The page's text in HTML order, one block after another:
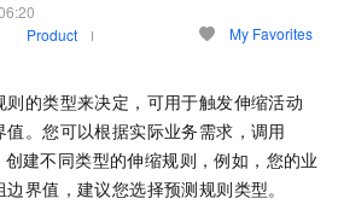
Product My Favorites
的类型来决定，可用于触发伸缩活动
。您可以根据实际业务需求，调用
创建不同类型的伸缩规则，例如，您的业
界值，建议您选择预测规则类型。